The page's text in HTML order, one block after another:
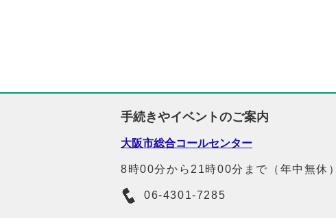
手続きやイベントのご案内
大阪市総合コールセンター
8時00分から21時00分まで（年中無休）
06-4301-7285